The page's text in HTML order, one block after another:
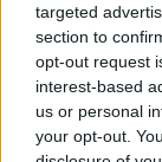
targeted
section to
opt-out request
interest-based
us or personal
your opt-out.